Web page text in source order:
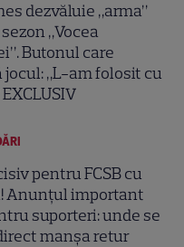
dezvăluie „arma”
„Vocea
Butonul care
jocul: „L-am folosit cu
pentru FCSB cu
Anunțul important
suporteri: unde se
manșa retur